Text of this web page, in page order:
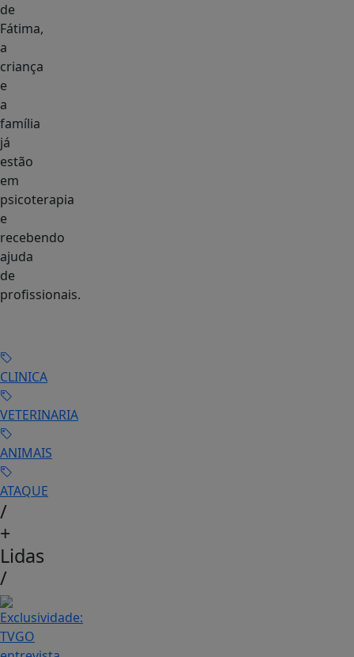
de
Fátima,
a
criança
e
a
família
já
estão
em
psicoterapia
e
recebendo
ajuda
de
profissionais.
CLINICA
VETERINARIA
ANIMAIS
ATAQUE
/
+
Lidas
/